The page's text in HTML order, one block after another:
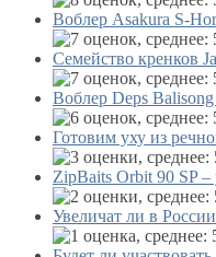
Воблер Asakura S-
Семейство кренков
Воблер Deps
Готовим уху из
ZipBaits Orbit 90 SP
Увеличат ли в